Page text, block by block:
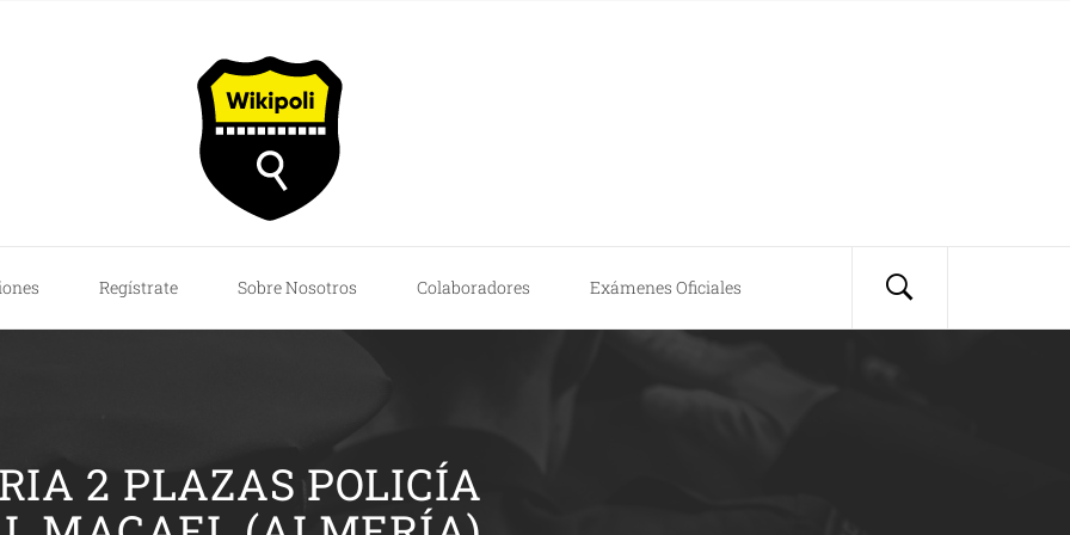
Regístrate Sobre Nosotros Colaboradores Exámenes Oficiales
2 PLAZAS POLICÍA